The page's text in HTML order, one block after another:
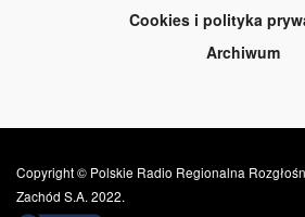
Cookies i polityka
Archiwum
Copyright © Polskie Radio Regionalna
Zachód S.A. 2022.